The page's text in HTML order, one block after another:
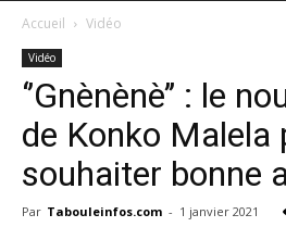
Accueil Vidéo
Vidéo
‘’Gnènènè’’ : le
de Konko Malela
souhaiter bonne
Par Tabouleinfos.com - 1 janvier 2021